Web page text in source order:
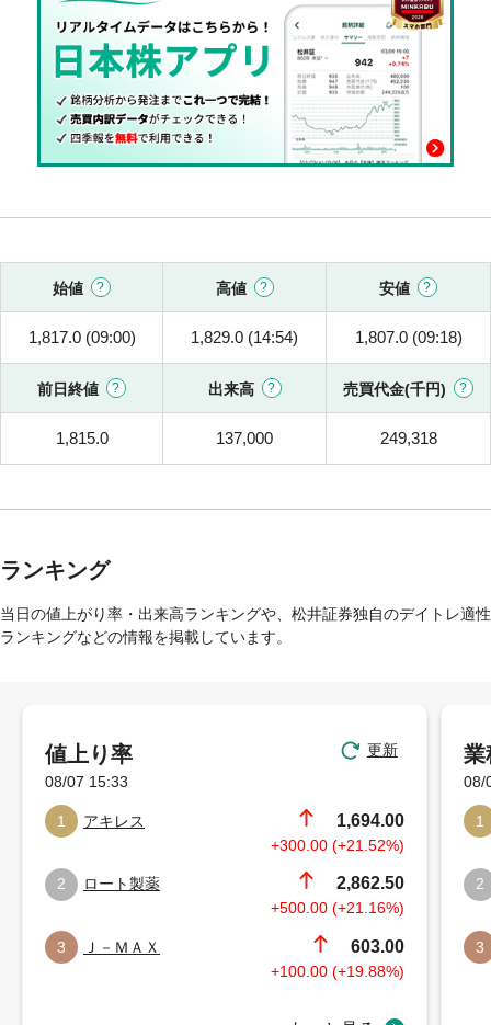
始値 高値 安値
1,817.0 (09:00) 1,829.0 (14:54) 1,807.0 (09:18)
前日終値 出来高 売買代金(千円)
1,815.0 137,000 249,318
ランキング
当日の値上がり率・出来高ランキングや、松井証券独自のデイトレ適性
ランキングなどの情報を掲載しています。